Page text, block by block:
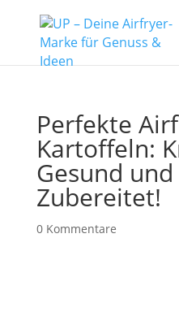
Perfekte
Kartoffeln:
Gesund
Zubereitet!
0 Kommentare